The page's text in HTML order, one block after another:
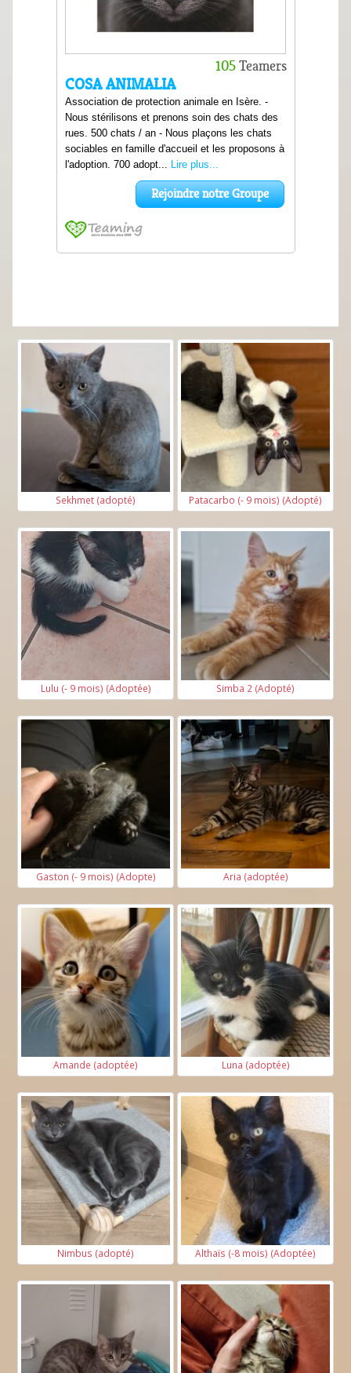
Sekhmet (adopté) Patacarbo (- 9 mois) (Adopté)
Lulu (- 9 mois) (Adoptée) Simba 2 (Adopté)
Gaston (- 9 mois) (Adopte) Aria (adoptée)
Amande (adoptée) Luna (adoptée)
Nimbus (adopté) Althaïs (-8 mois) (Adoptée)